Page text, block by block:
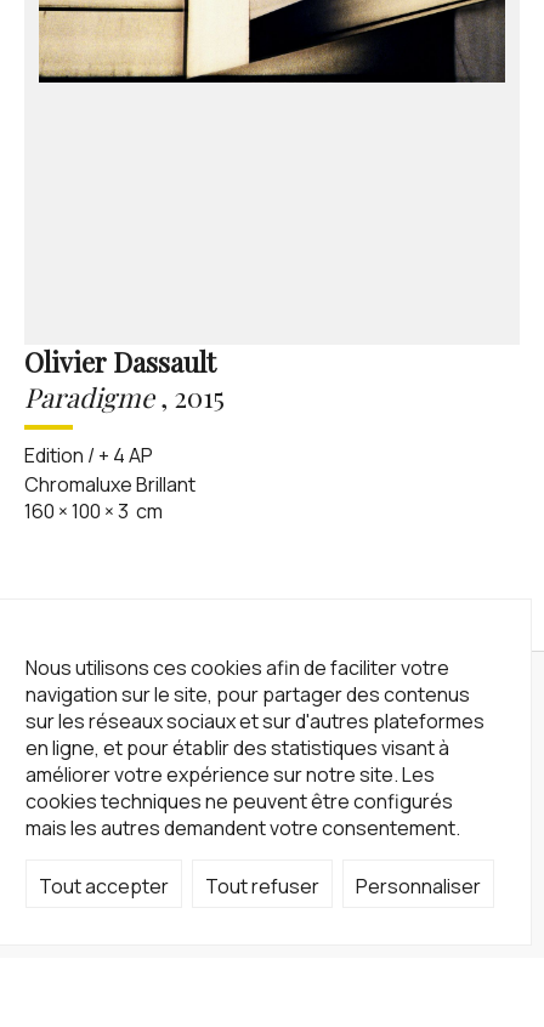
Nous utilisons ces cookies afin de faciliter votre
navigation sur le site, pour partager des contenus
sur les réseaux sociaux et sur d'autres plateformes
en ligne, et pour établir des statistiques visant à
améliorer votre expérience sur notre site. Les
cookies techniques ne peuvent être configurés
mais les autres demandent votre consentement.
Tout accepter Tout refuser Personnaliser
Olivier Dassault
Paradigme, 2015
Edition / + 4 AP
Chromaluxe Brillant
160 ×100 ×3 cm